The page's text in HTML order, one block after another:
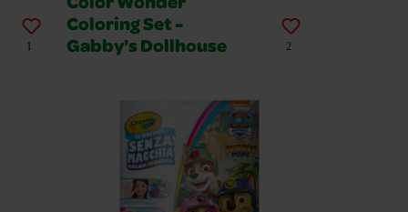
1
Color Wonder
Coloring Set -
Gabby's Dollhouse
2